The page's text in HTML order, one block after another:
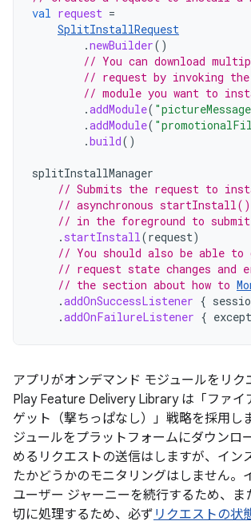
val request =
SplitInstallRequest
.newBuilder()
// You can download
// request by invoking
// module you want to
.addModule(
.addModule(
.build()
splitInstallManager
// Submits the request to
// asynchronous startInstall()
// in the foreground to
. startInstall(request)
// You should also be able to
// request state changes and
// the section about how to
.addOnSuccessListener {
.addOnFailureListener {
アプリがオンデマンド モジュールをリク
Play Feature Delivery Library は「ファイ
ゲット（撃ちっぱなし）」戦略を採用し
ジュールをプラットフォームにダウンロ
めるリクエストの送信はしますが、イン
たかどうかのモニタリングはしません。
ユーザー ジャーニーを続行するため、ま
切に処理するため、必ず リクエストの状